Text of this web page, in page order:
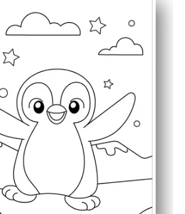
يبني المهارات الحركية الدقيقة والتعرف
مثالية للتشطيبات المبكرة والمراكز
الخطوط العريضة النظيفة والجريئة